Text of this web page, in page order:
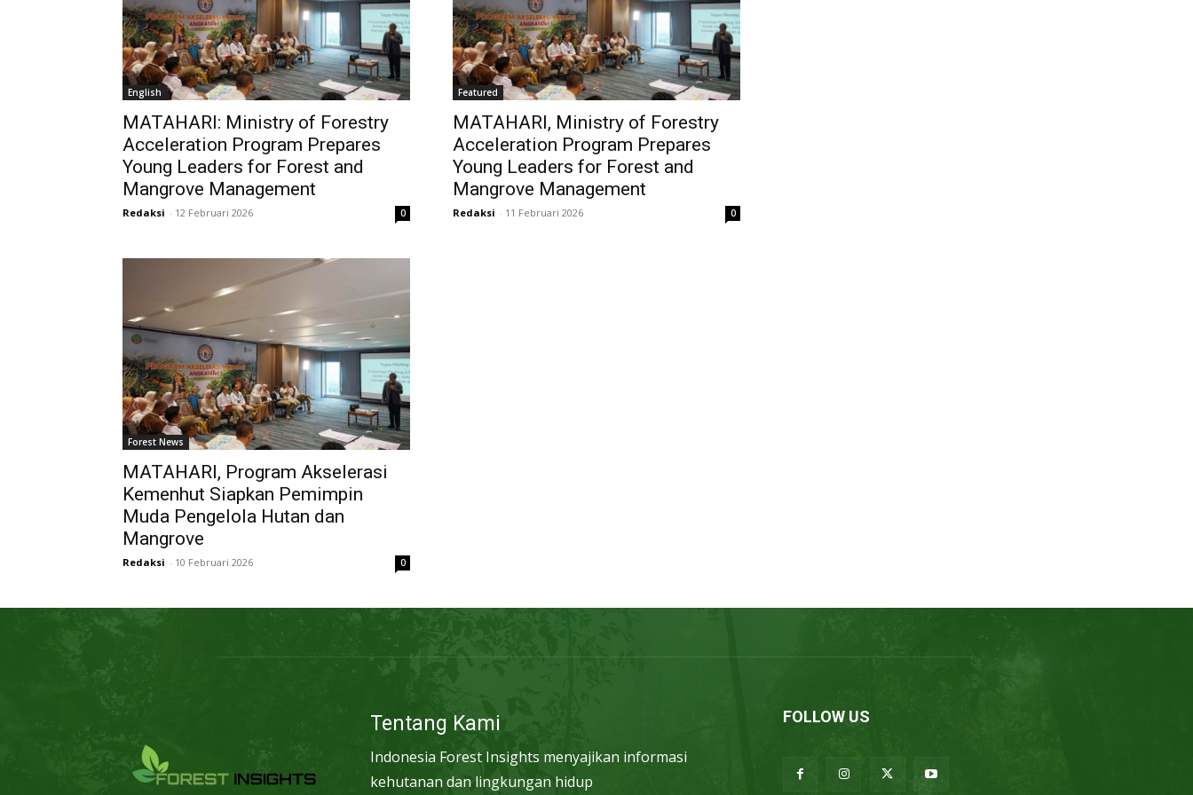
English
MATAHARI: Ministry of Forestry
Acceleration Program Prepares
Young Leaders for Forest and
Mangrove Management
Redaksi - 12 Februari 2026 0
Featured
MATAHARI, Ministry of Forestry
Acceleration Program Prepares
Young Leaders for Forest and
Mangrove Management
Redaksi - 11 Februari 2026 0
Forest News
MATAHARI, Program Akselerasi
Kemenhut Siapkan Pemimpin
Muda Pengelola Hutan dan
Mangrove
Redaksi - 10 Februari 2026 0
Tentang Kami
Indonesia Forest Insights menyajikan informasi
kehutanan dan lingkungan hidup
FOLLOW US